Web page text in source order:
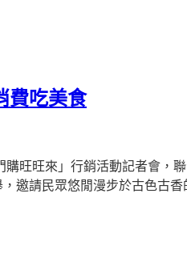
費吃美食
購旺旺來」行銷活動記者會，
邀請民眾悠閒漫步於古色古